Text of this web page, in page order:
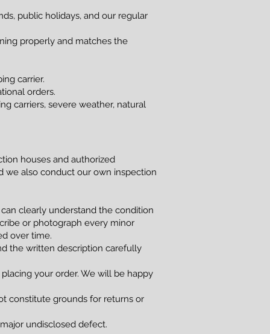
public holidays, and our regular
properly and matches the
carrier.
orders.
carriers, severe weather, natural
houses and authorized
we also conduct our own inspection
clearly understand the condition
or photograph every minor
over time.
the written description carefully
your order. We will be happy
constitute grounds for returns or
undisclosed defect.